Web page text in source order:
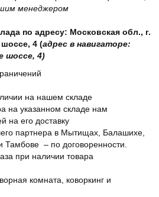
менеджером
по адресу: Московская обл., г.
4 (адрес в навигаторе:
шоссе, 4)
на нашем складе
на указанном складе нам
на его доставку
партнера в Мытищах, Балашихе,
Тамбове – по договоренности.
при наличии товара
комната, коворкинг и